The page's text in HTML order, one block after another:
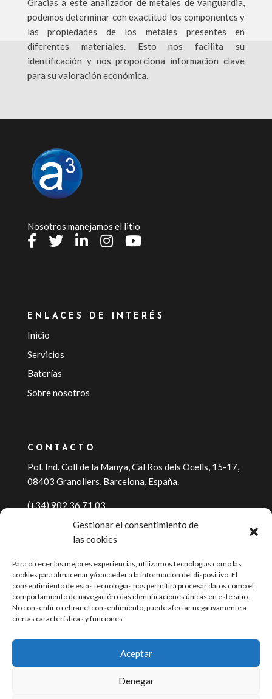
Gestionar el consentimiento de
las cookies
Para ofrecer las mejores experiencias, utilizamos tecnologías como las
cookies para almacenar y/o acceder a la información del dispositivo. El
consentimiento de estas tecnologías nos permitirá procesar datos como el
comportamiento de navegación o las identificaciones únicas en este sitio.
No consentir o retirar el consentimiento, puede afectar negativamente a
ciertas características y funciones.
Aceptar
Denegar
Gracias a este analizador de metales de vanguardia,
podemos determinar con exactitud los componentes y
las propiedades de los metales presentes en
diferentes materiales. Esto nos facilita su
identificación y nos proporciona información clave
para su valoración económica.
Nosotros manejamos el litio
ENLACES DE INTERÉS
Inicio
Servicios
Baterías
Sobre nosotros
CONTACTO
Pol. Ind. Coll de la Manya, Cal Ros dels Ocells, 15-17,
08403 Granollers, Barcelona, España.
(+34) 902 36 71 03
info@residuos.info